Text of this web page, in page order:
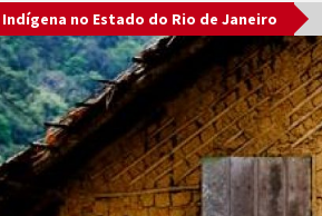
no Estado do Rio de Janeiro